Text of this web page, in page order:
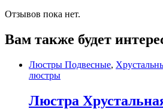
Отзывов пока нет.
Вам также будет
Люстры Подвесные,
люстры
Люстра